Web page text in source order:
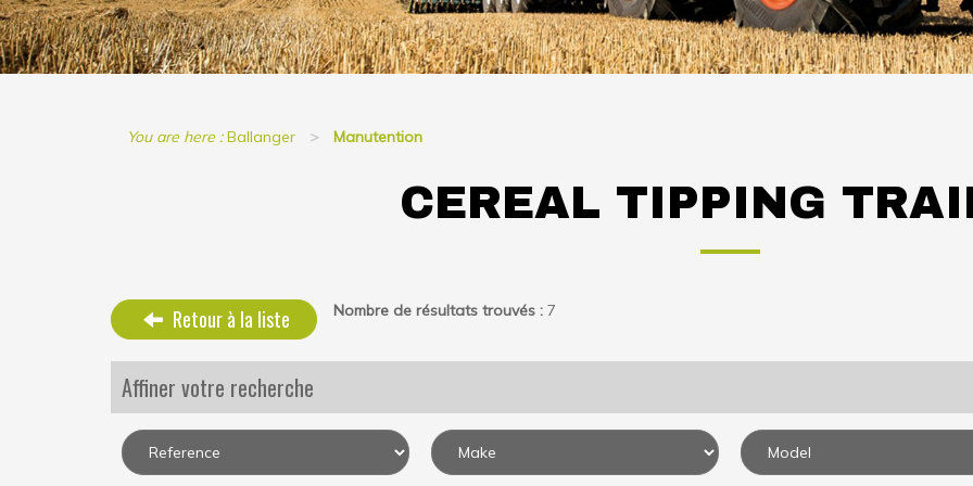
You are here :Ballanger Manutention
CEREAL TIPPING
Retour à la liste Nombre de résultats trouvés : 7
Affiner votre recherche